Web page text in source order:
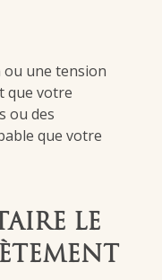
ou une tension
que votre
ou des
que votre
LE